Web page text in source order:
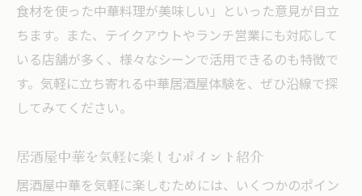
食材を使った中華料理が美味しい」といった意見が目立
ちます。また、テイクアウトやランチ営業にも対応して
いる店舗が多く、様々なシーンで活用できるのも特徴で
す。気軽に立ち寄れる中華居酒屋体験を、ぜひ沿線で探
してみてください。
居酒屋中華を気軽に楽しむポイント紹介
居酒屋中華を気軽に楽しむためには、いくつかのポイン